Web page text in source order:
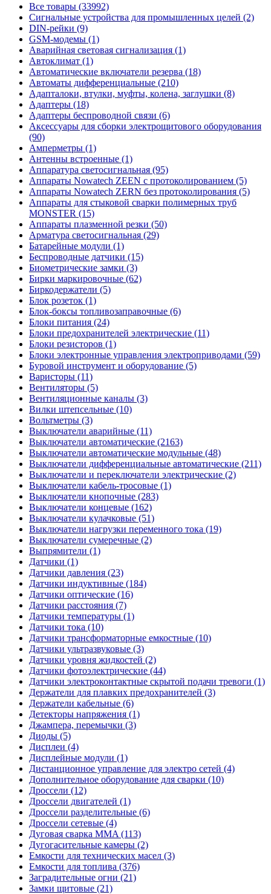
Все товары (33992)
Cигнальные устройства для промышленных целей (2)
DIN-рейки (9)
GSM-модемы (1)
Аварийная световая сигнализация (1)
Автоклимат (1)
Автоматические включатели резерва (18)
Автоматы дифференциальные (210)
Адапталоки, втулки, муфты, колена, заглушки (8)
Адаптеры (18)
Адаптеры беспроводной связи (6)
Аксессуары для сборки электрощитового оборудования
(90)
Амперметры (1)
Антенны встроенные (1)
Аппаратура светосигнальная (95)
Аппараты Nowatech ZEEN c протоколированием (5)
Аппараты Nowatech ZERN без протоколирования (5)
Аппараты для стыковой сварки полимерных труб
MONSTER (15)
Аппараты плазменной резки (50)
Арматура светосигнальная (29)
Батарейные модули (1)
Беспроводные датчики (15)
Биометрические замки (3)
Бирки маркировочные (62)
Биркодержатели (5)
Блок розеток (1)
Блок-боксы топливозаправочные (6)
Блоки питания (24)
Блоки предохранителей электрические (11)
Блоки резисторов (1)
Блоки электронные управления электроприводами (59)
Буровой инструмент и оборудование (5)
Варисторы (11)
Вентиляторы (5)
Вентиляционные каналы (3)
Вилки штепсельные (10)
Вольтметры (3)
Выключатели аварийные (11)
Выключатели автоматические (2163)
Выключатели автоматические модульные (48)
Выключатели дифференциальные автоматические (211)
Выключатели и переключатели электрические (2)
Выключатели кабель-тросовые (1)
Выключатели кнопочные (283)
Выключатели концевые (162)
Выключатели кулачковые (51)
Выключатели нагрузки переменного тока (19)
Выключатели сумеречные (2)
Выпрямители (1)
Датчики (1)
Датчики давления (23)
Датчики индуктивные (184)
Датчики оптические (16)
Датчики расстояния (7)
Датчики температуры (1)
Датчики тока (10)
Датчики трансформаторные емкостные (10)
Датчики ультразвуковые (3)
Датчики уровня жидкостей (2)
Датчики фотоэлектрические (44)
Датчики электроконтактные скрытой подачи тревоги (1)
Держатели для плавких предохранителей (3)
Держатели кабельные (6)
Детекторы напряжения (1)
Джампера, перемычки (3)
Диоды (5)
Дисплеи (4)
Дисплейные модули (1)
Дистанционное управление для электро сетей (4)
Дополнительное оборудование для сварки (10)
Дроссели (12)
Дроссели двигателей (1)
Дроссели разделительные (6)
Дроссели сетевые (4)
Дуговая сварка MMA (113)
Дугогасительные камеры (2)
Емкости для технических масел (3)
Емкости для топлива (376)
Заградительные огни (21)
Замки щитовые (21)